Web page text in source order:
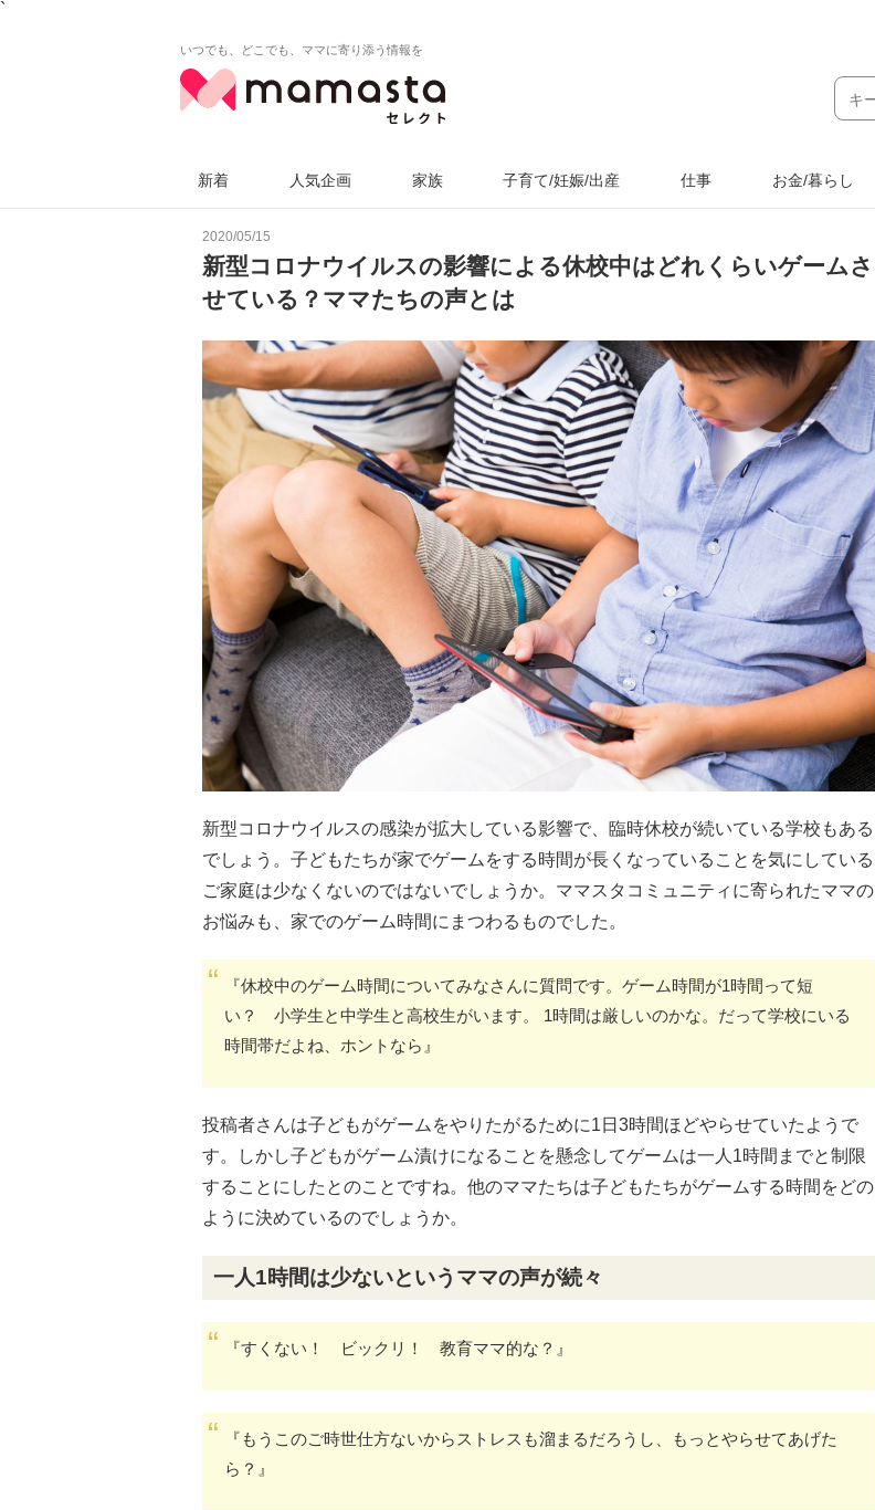
`
いつでも、どこでも、ママに寄り添う情報を
新着 人気企画 家族 子育て/妊娠/出産 仕事 お金/暮らし
2020/05/15
新型コロナウイルスの影響による休校中はどれくらいゲームさ
せている？ママたちの声とは
新型コロナウイルスの感染が拡大している影響で、臨時休校が続いている学校もある
でしょう。子どもたちが家でゲームをする時間が長くなっていることを気にしている
ご家庭は少なくないのではないでしょうか。ママスタコミュニティに寄られたママの
お悩みも、家でのゲーム時間にまつわるものでした。
『休校中のゲーム時間についてみなさんに質問です。ゲーム時間が1時間って短
い？ 小学生と中学生と高校生がいます。 1時間は厳しいのかな。だって学校にいる
時間帯だよね、ホントなら』
投稿者さんは子どもがゲームをやりたがるために1日3時間ほどやらせていたようで
す。しかし子どもがゲーム漬けになることを懸念してゲームは一人1時間までと制限
することにしたとのことですね。他のママたちは子どもたちがゲームする時間をどの
ように決めているのでしょうか。
一人1時間は少ないというママの声が続々
『すくない！ ビックリ！ 教育ママ的な？』
『もうこのご時世仕方ないからストレスも溜まるだろうし、もっとやらせてあげた
ら？』